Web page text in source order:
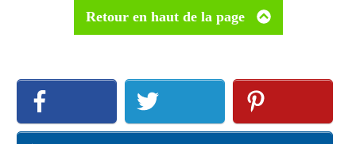
Retour en haut de la page